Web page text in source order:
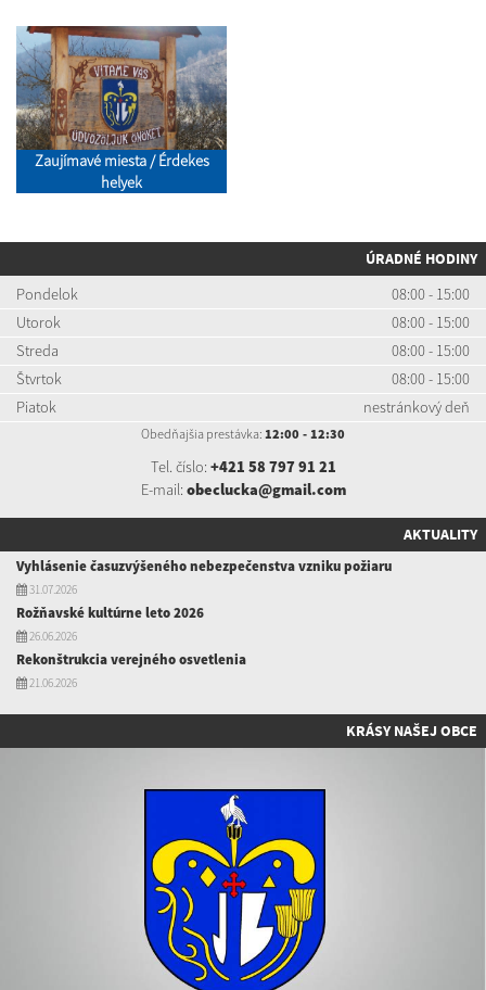
Zaujímavé miesta / Érdekes
helyek
ÚRADNÉ HODINY
Pondelok
08:00 - 15:00
Utorok
08:00 - 15:00
Streda
08:00 - 15:00
Štvrtok
08:00 - 15:00
Piatok
nestránkový deň
Obedňajšia prestávka: 12:00 - 12:30
Tel. číslo: +421 58 797 91 21
E-mail: obeclucka@gmail.com
AKTUALITY
Vyhlásenie časuzvýšeného nebezpečenstva vzniku požiaru
31.07.2026
Rožňavské kultúrne leto 2026
26.06.2026
Rekonštrukcia verejného osvetlenia
21.06.2026
KRÁSY NAŠEJ OBCE